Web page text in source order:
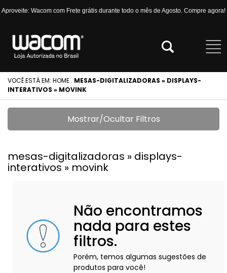
Aproveite: Wacom com Frete grátis durante todo o mês de Agosto. Compre agora!
VOCÊ ESTÁ EM: HOME . MESAS-DIGITALIZADORAS » DISPLAYS-
INTERATIVOS » MOVINK
Mostrar/Ocultar Filtros
mesas-digitalizadoras » displays-
interativos » movink
Não encontramos
nada para estes
filtros.
Porém, temos algumas sugestões de
produtos para você!